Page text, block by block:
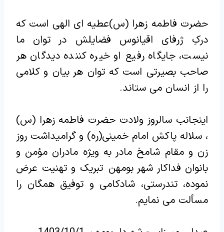
حضرت فاطمه زهرا (س)عطیه ای الهی است که
درکِ ژرفای اقیانوس فضایلش در توان ما
نیست، جایگاه رفیع او خیره کننده دیدگان هر
صاحب بصیرتی است که توان هر بیان و کلامی
را از انسان می ستاند.
اینجانب سالروز ولادت حضرت فاطمه زهرا (س)
، سلاله پاکش امام خمینی(ره) و گرامیداشت روز
زن و مقام شامخ مادر به‌ ویژه مادران مؤمن و
بانوان فداکار شهر بومهن تبریک و تهنیت عرض
نموده، تندرستی، شادکامی و توفیق همگان را
مسألت می نمایم.